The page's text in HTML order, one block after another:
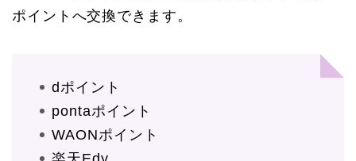
ポイントへ交換できます。
dポイント
pontaポイント
WAONポイント